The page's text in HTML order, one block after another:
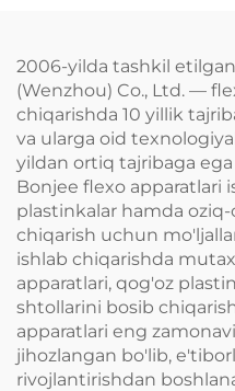
2006-yilda tashkil
(Wenzhou) Co., Ltd. —
chiqarishda 10 yillik
va ularga oid
yildan ortiq tajribaga
Bonjee flexo apparatlari
plastinkalar hamda
chiqarish uchun
ishlab chiqarishda
apparatlari, qog'oz
shtollarini bosib
apparatlari eng
jihozlangan bo'lib,
rivojlantirishdan